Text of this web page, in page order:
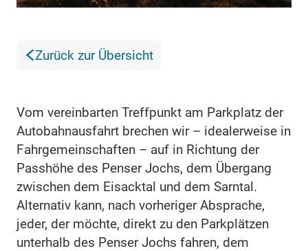
Zurück zur Übersicht
Vom vereinbarten Treffpunkt am Parkplatz der
Autobahnausfahrt brechen wir – idealerweise in
Fahrgemeinschaften – auf in Richtung der
Passhöhe des Penser Jochs, dem Übergang
zwischen dem Eisacktal und dem Sarntal.
Alternativ kann, nach vorheriger Absprache,
jeder, der möchte, direkt zu den Parkplätzen
unterhalb des Penser Jochs fahren, dem